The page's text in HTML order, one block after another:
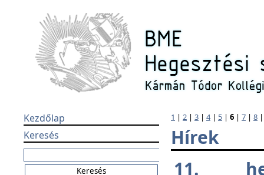
Kezdőlap
Keresés
1 | 2 | 3 | 4| 5 | 6 | 7 | 8
Hírek
11.